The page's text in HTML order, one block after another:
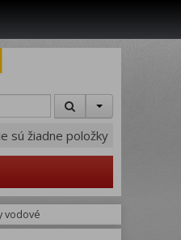
sú žiadne položky
vodové